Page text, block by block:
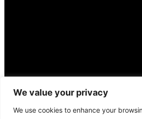
We value your privacy
We use cookies to enhance your